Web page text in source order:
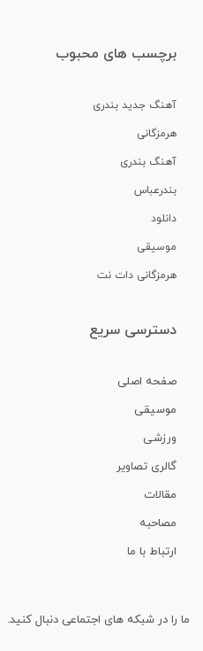
برچسب های محبوب
آهنگ جدید بندری
هرمزگانی
آهنگ بندری
بندرعباس
دانلود
موسیقی
هرمزگانی دات نت
دسترسی سریع
صفحه اصلی
موسیقی
ورزشی
گالری تصاویر
مقالات
مصاحبه
ارتباط با ما
ما را در شبکه های اجتماعی دنبال کنید.